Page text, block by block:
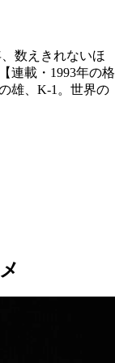
数えきれないほ
連載・1993年の格
雄、K-1。世界の